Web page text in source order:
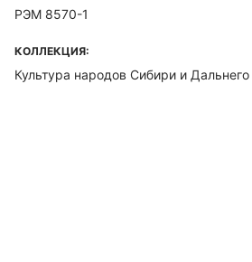
РЭМ 8570-1
КОЛЛЕКЦИЯ:
Культура народов Сибири и Дальнего